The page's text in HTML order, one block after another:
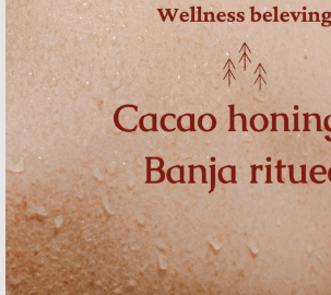
Naturisme
Communauté
Calendrier